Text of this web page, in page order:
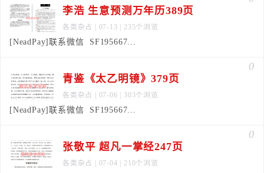
李浩 生意预测万年历389页
各类杂占 | 07-13 | 235个浏览
[NeadPay]联系微信 SF195667...
0
青鉴《太乙明镜》379页
各类杂占 | 07-06 | 303个浏览
[NeadPay]联系微信 SF195667...
0
张敬平 超凡一掌经247页
各类杂占 | 07-04 | 210个浏览